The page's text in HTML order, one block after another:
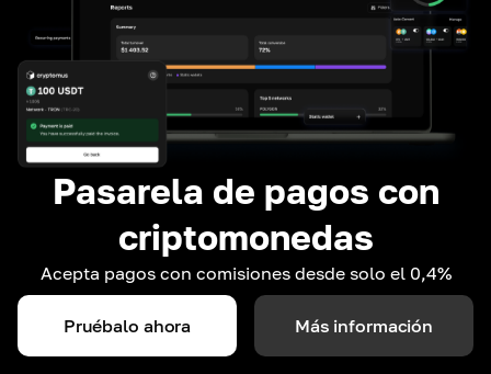
Pasarela de pagos con
criptomonedas
Acepta pagos con comisiones desde solo el 0,4%
Pruébalo ahora Más información